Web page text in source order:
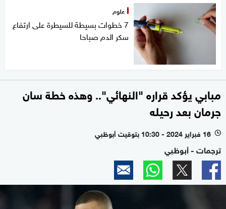
علوم
7 خطوات بسيطة للسيطرة على ارتفاع
سكر الدم صباحا
مبابي يؤكد قراره "النهائي".. وهذه خطة سان
جرمان بعد رحيله
l 16 فبراير 2024 - 10:30 بتوقيت أبوظبي
ترجمات - أبوظبي